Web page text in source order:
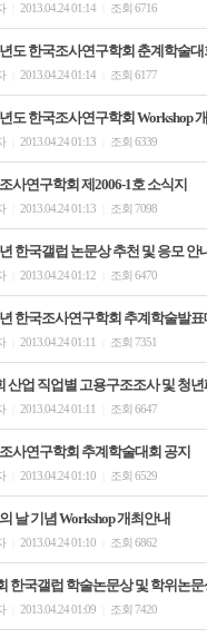
2013.04.24 01:14 조회 6716
도 한국조사연구학회 춘계학술
2013.04.24 01:14 조회 6177
도 한국조사연구학회 Workshop
2013.04.24 01:13 조회 6339
사연구학회 제2006-1호 소식지
2013.04.24 01:13 조회 7098
한국갤럽 논문상 추천 및 응모 안
2013.04.24 01:12 조회 6470
한국조사연구학회 추계학술발
2013.04.24 01:11 조회 7351
산업 직업별 고용구조조사 및 청
2013.04.24 01:11 조회 6647
사연구학회 추계학술대회 공지
2013.04.24 01:10 조회 6529
날 기념 Workshop 개최안내
2013.04.24 01:10 조회 6862
한국갤럽 학술논문상 및 학위논
2013.04.24 01:09 조회 7420